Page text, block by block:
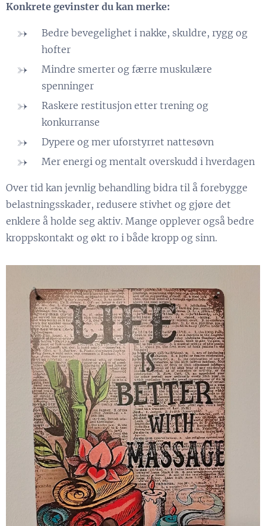
Konkrete gevinster du kan merke:
Bedre bevegelighet i nakke, skuldre, rygg og
hofter
Mindre smerter og færre muskulære
spenninger
Raskere restitusjon etter trening og
konkurranse
Dypere og mer uforstyrret nattesøvn
Mer energi og mentalt overskudd i hverdagen
Over tid kan jevnlig behandling bidra til å forebygge
belastningsskader, redusere stivhet og gjøre det
enklere å holde seg aktiv. Mange opplever også bedre
kroppskontakt og økt ro i både kropp og sinn.